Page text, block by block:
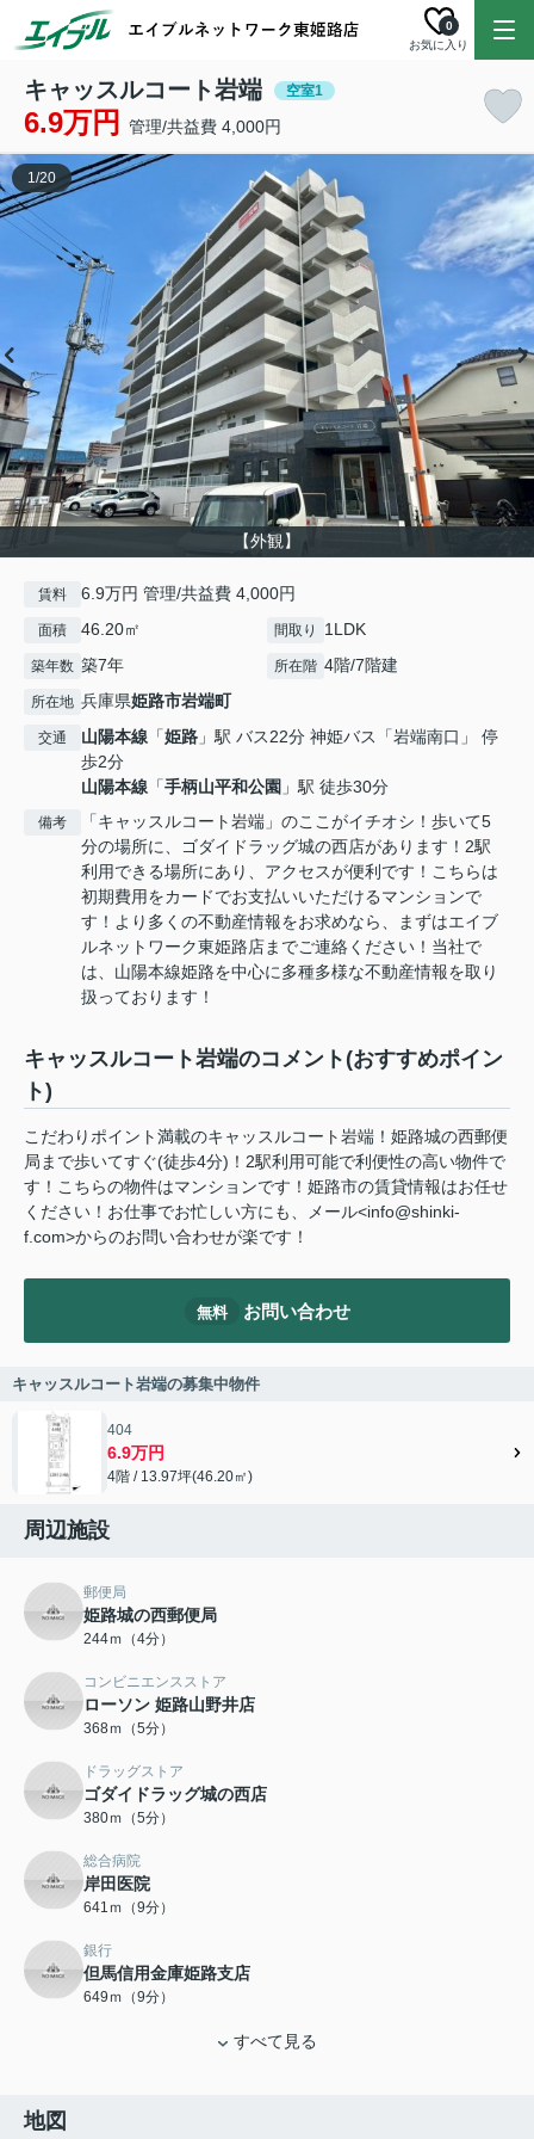
お気に入り
0
キャッスルコート岩端 空室1
6.9万円 管理/共益費 4,000円
【外観】
1/20
賃料 6.9万円 管理/共益費 4,000円
面積 46.20㎡ 間取り 1LDK
築年数 築7年 所在階 4階/7階建
所在地 兵庫県姫路市岩端町
交通 山陽本線 「姫路 」駅 バス22分 神姫バス「岩端南口」 停
歩2分
山陽本線 「手柄山平和公園 」駅 徒歩30分
備考
「キャッスルコート岩端」のここがイチオシ！歩いて5
分の場所に、ゴダイドラッグ城の西店があります！2駅
利用できる場所にあり、アクセスが便利です！こちらは
初期費用をカードでお支払いいただけるマンションで
す！より多くの不動産情報をお求めなら、まずはエイブ
ルネットワーク東姫路店までご連絡ください！当社で
は、山陽本線姫路を中心に多種多様な不動産情報を取り
扱っております！
キャッスルコート岩端のコメント(おすすめポイン
ト)
こだわりポイント満載のキャッスルコート岩端！姫路城の西郵便
局まで歩いてすぐ(徒歩4分)！2駅利用可能で利便性の高い物件で
す！こちらの物件はマンションです！姫路市の賃貸情報はお任せ
ください！お仕事でお忙しい方にも、メール<info@shinki-
f.com>からのお問い合わせが楽です！
無料 お問い合わせ
キャッスルコート岩端の募集中物件
404
6.9万円
4階 / 13.97坪(46.20㎡)
周辺施設
郵便局
姫路城の西郵便局
244ｍ（4分）
コンビニエンスストア
ローソン 姫路山野井店
368ｍ（5分）
ドラッグストア
ゴダイドラッグ城の西店
380ｍ（5分）
総合病院
岸田医院
641ｍ（9分）
銀行
但馬信用金庫姫路支店
649ｍ（9分）
すべて見る
地図